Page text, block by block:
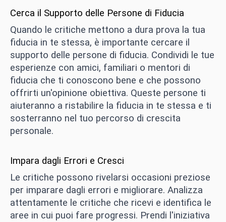
Cerca il Supporto delle Persone di Fiducia
Quando le critiche mettono a dura prova la tua
fiducia in te stessa, è importante cercare il
supporto delle persone di fiducia. Condividi le tue
esperienze con amici, familiari o mentori di
fiducia che ti conoscono bene e che possono
offrirti un'opinione obiettiva. Queste persone ti
aiuteranno a ristabilire la fiducia in te stessa e ti
sosterranno nel tuo percorso di crescita
personale.
Impara dagli Errori e Cresci
Le critiche possono rivelarsi occasioni preziose
per imparare dagli errori e migliorare. Analizza
attentamente le critiche che ricevi e identifica le
aree in cui puoi fare progressi. Prendi l'iniziativa